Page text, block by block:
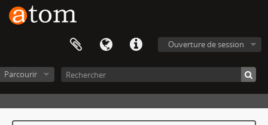
Ouverture de session
Parcourir